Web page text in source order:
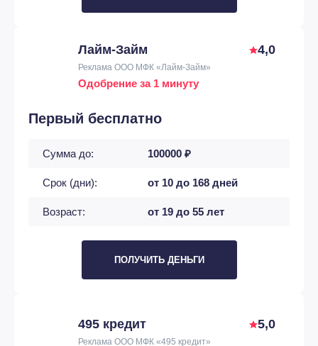
Лайм-Займ 4,0
Реклама ООО МФК «Лайм-Займ»
Одобрение за 1 минуту
Первый бесплатно
Сумма до: 100000 ₽
Срок (дни): от 10 до 168 дней
Возраст: от 19 до 55 лет
ПОЛУЧИТЬ ДЕНЬГИ
495 кредит 5,0
Реклама ООО МФК «495 кредит»